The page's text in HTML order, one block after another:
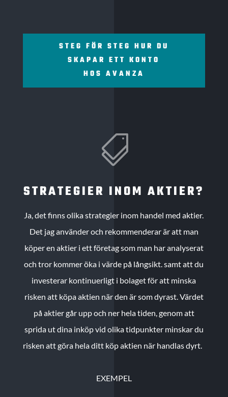
STEG FÖR STEG HUR DU
SKAPAR ETT KONTO
HOS AVANZA

STRATEGIER INOM AKTIER?
Ja, det finns olika strategier inom handel med aktier.
Det jag använder och rekommenderar är att man
köper en aktier i ett företag som man har analyserat
och tror kommer öka i värde på långsikt. samt att du
investerar kontinuerligt i bolaget för att minska
risken att köpa aktien när den är som dyrast. Värdet
på aktier går upp och ner hela tiden, genom att
sprida ut dina inköp vid olika tidpunkter minskar du
risken att göra hela ditt köp aktien när handlas dyrt.
EXEMPEL